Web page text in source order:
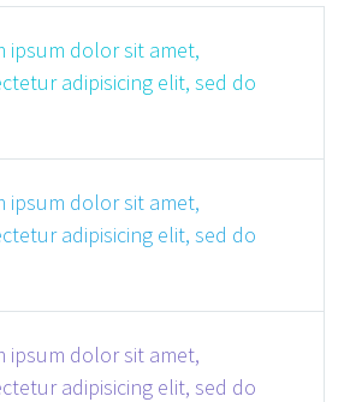
ipsum dolor sit amet,
adipisicing elit, sed do
ipsum dolor sit amet,
adipisicing elit, sed do
ipsum dolor sit amet,
adipisicing elit, sed do